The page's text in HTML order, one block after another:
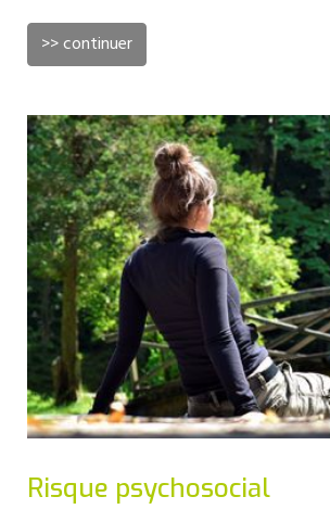
>> continuer
Risque psychosocial